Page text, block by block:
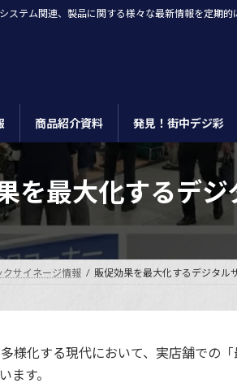
ステム関連、製品に関する様々な最新情報を定期的
商品紹介資料 発見！街中デジ彩
を最大化するデ
クサイネージ情報 販促効果を最大化するデジタル
様化する現代において、実店舗での
ます。